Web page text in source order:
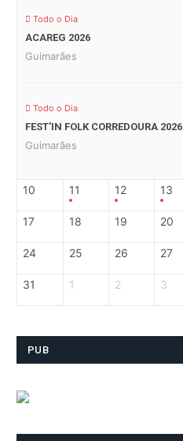
Todo o Dia
ACAREG 2026
Guimarães
Todo o Dia
FEST’IN FOLK CORREDOURA 2026
Guimarães
10 11 12 13
17 18 19 20
24 25 26 27
31 1 2 3
PUB